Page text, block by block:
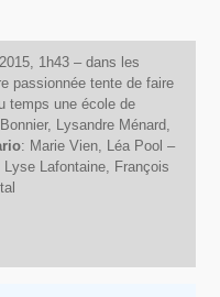
1h43 – dans les
passionnée tente de faire
temps une école de
Lysandre Ménard,
: Marie Vien, Léa Pool –
Lyse Lafontaine, François